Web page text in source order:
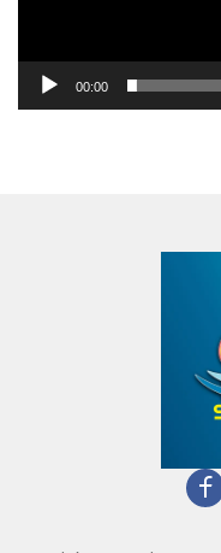
00:00